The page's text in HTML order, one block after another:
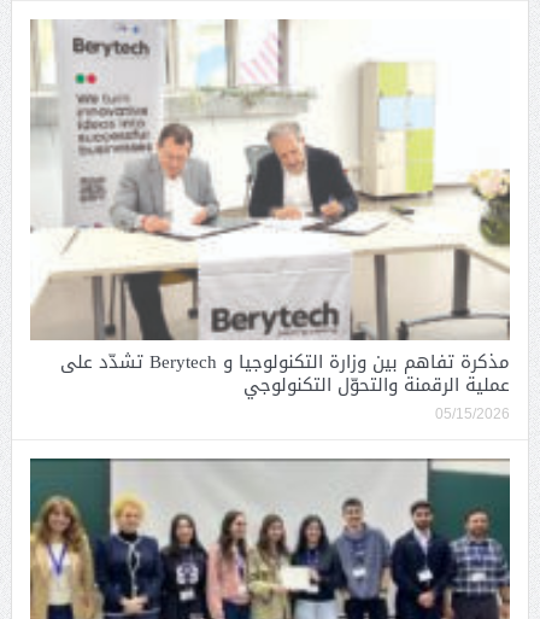
مذكرة تفاهم بين وزارة التكنولوجيا و Berytech تشدّد على
عملية الرقمنة والتحوّل التكنولوجي
05/15/2026